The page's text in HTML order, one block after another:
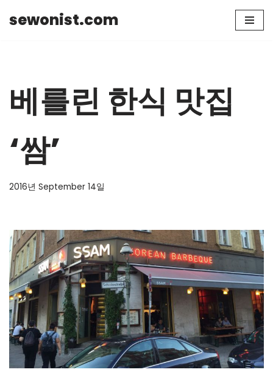
sewonist.com
베를린 한식 맛집
‘쌈’
2016년 September 14일